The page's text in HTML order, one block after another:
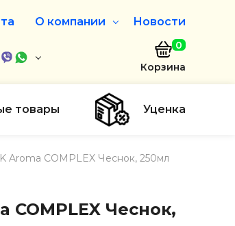
О компании
О нас
Дисконтная программа
Новости
0
Корзина
товары Уценка
Aroma COMPLEX Чеснок, 250мл
COMPLEX Чеснок,